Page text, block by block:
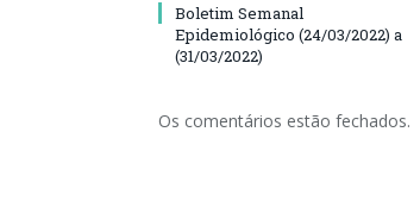
Boletim Semanal
Epidemiológico (24/03/2022) a
(31/03/2022)
Os comentários estão fechados.